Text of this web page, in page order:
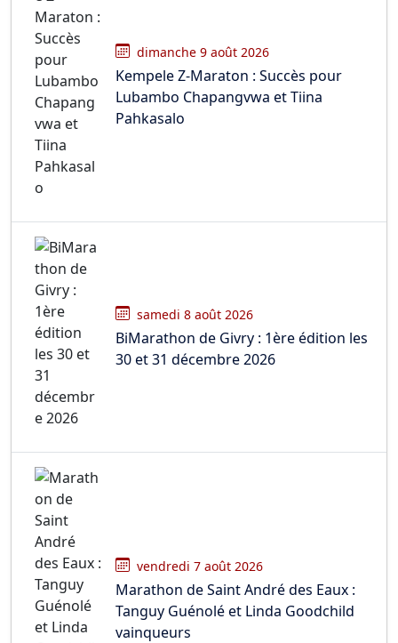
dimanche 9 août 2026
Kempele Z-Maraton : Succès pour
Lubambo Chapangvwa et Tiina
Pahkasalo
samedi 8 août 2026
BiMarathon de Givry : 1ère édition les
30 et 31 décembre 2026
vendredi 7 août 2026
Marathon de Saint André des Eaux :
Tanguy Guénolé et Linda Goodchild
vainqueurs